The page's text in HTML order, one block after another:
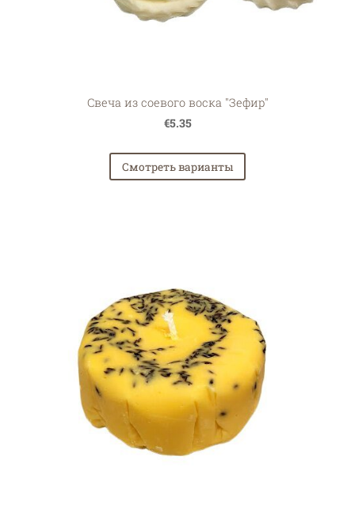
Свеча из соевого воска "Зефир"
€5.35
Смотреть варианты